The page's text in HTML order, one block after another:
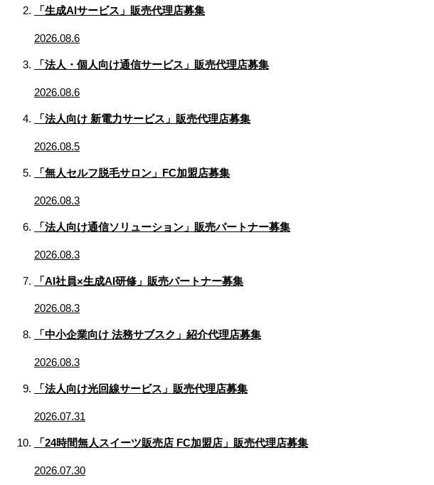
「生成AIサービス」販売代理店募集
2026.08.6
「法人・個人向け通信サービス」販売代理店募集
2026.08.6
「法人向け 新電力サービス」販売代理店募集
2026.08.5
「無人セルフ脱毛サロン」FC加盟店募集
2026.08.3
「法人向け通信ソリューション」販売パートナー募集
2026.08.3
「AI社員×生成AI研修」販売パートナー募集
2026.08.3
「中小企業向け 法務サブスク」紹介代理店募集
2026.08.3
「法人向け光回線サービス」販売代理店募集
2026.07.31
「24時間無人スイーツ販売店 FC加盟店」販売代理店募集
2026.07.30